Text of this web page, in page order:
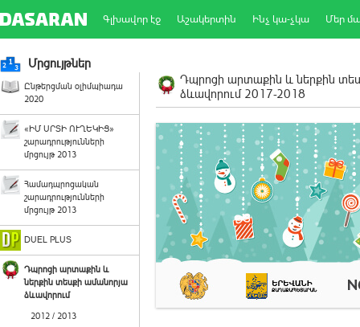
Գլխավոր էջ Աշակերտին Ինչ կա-չկա Մեր
Մրցույթներ
Ընթերցման օլիմպիադա
2020
«ԻՄ ՍՐՏԻ ՈՒՂԵԿԻՑ»
շարադրությունների
մրցույթ 2013
Համադպրոցական
շարադրությունների
մրցույթ 2013
DUEL PLUS
Դպրոցի արտաքին և
ներքին տեսքի ամանորյա
ձևավորում
2012 / 2013
Դպրոցի արտաքին և ներքին
ձևավորում 2017-2018